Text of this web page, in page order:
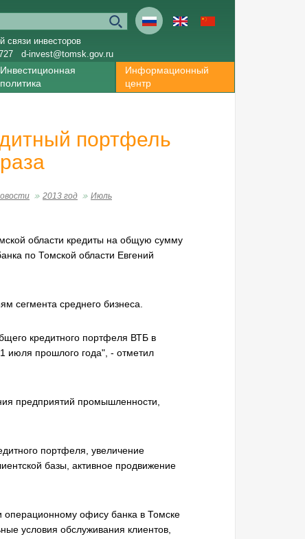
связи инвесторов
d-invest@tomsk.gov.ru
Инвестиционная
политика
Информационный
центр
портфель
2013 год Июль
области кредиты на общую сумму
по Томской области Евгений
сегмента среднего бизнеса.
кредитного портфеля ВТБ в
июля прошлого года", - отметил
предприятий промышленности,
портфеля, увеличение
базы, активное продвижение
операционному офису банка в Томске
условия обслуживания клиентов,